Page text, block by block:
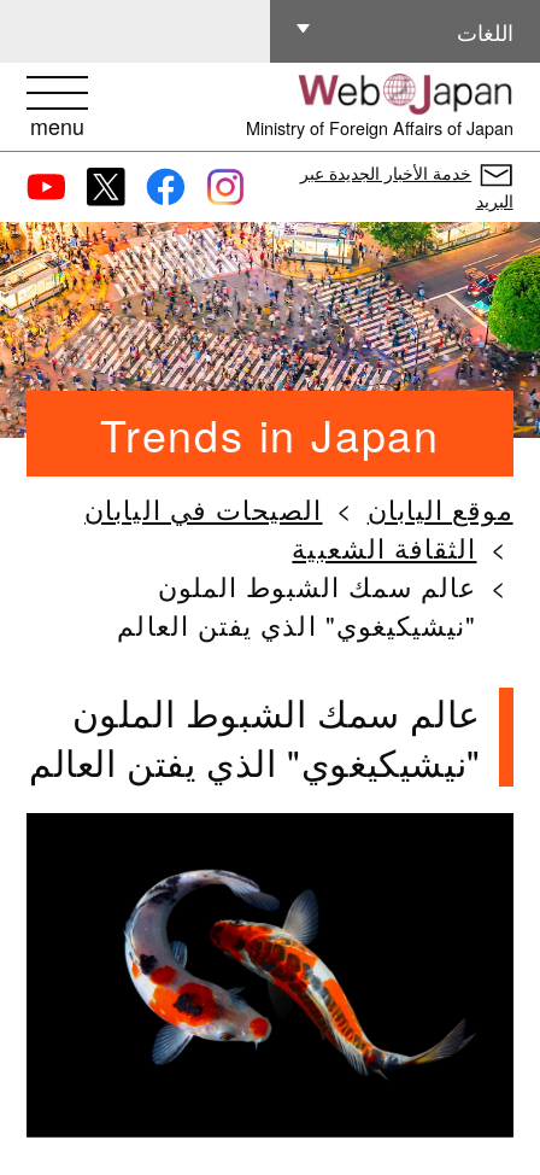
Ministry of Foreign Affairs of Japan
menu
اللغات
اللغات الأخرى
خدمة الأخبار الجديدة عبر
البريد
Trends in Japan
موقع اليابان
الصيحات في اليابان
الثقافة الشعبية
عالم سمك الشبوط الملون
"نيشيكيغوي" الذي يفتن العالم
عالم سمك الشبوط الملون
"نيشيكيغوي" الذي يفتن العالم